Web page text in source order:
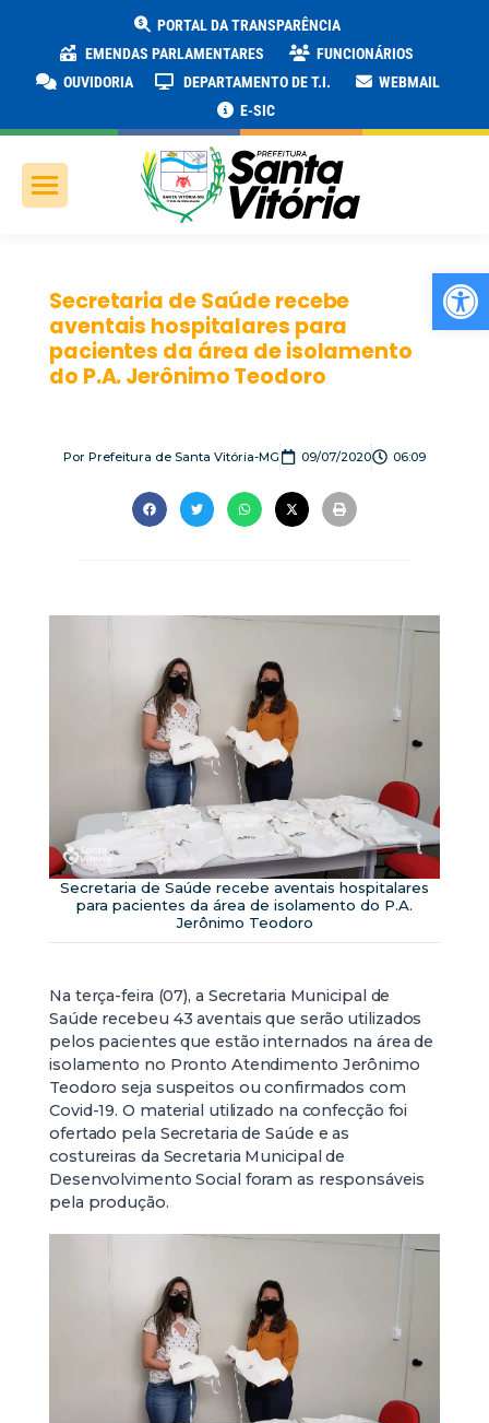
PORTAL DA TRANSPARÊNCIA
EMENDAS PARLAMENTARES
FUNCIONÁRIOS
OUVIDORIA
DEPARTAMENTO DE T.I.
WEBMAIL
E-SIC
Secretaria de Saúde recebe
aventais hospitalares para
pacientes da área de isolamento
do P.A. Jerônimo Teodoro
Por Prefeitura de Santa Vitória-MG 09/07/2020 06:09
Secretaria de Saúde recebe aventais hospitalares
para pacientes da área de isolamento do P.A.
Jerônimo Teodoro
Na terça-feira (07), a Secretaria Municipal de
Saúde recebeu 43 aventais que serão utilizados
pelos pacientes que estão internados na área de
isolamento no Pronto Atendimento Jerônimo
Teodoro seja suspeitos ou confirmados com
Covid-19. O material utilizado na confecção foi
ofertado pela Secretaria de Saúde e as
costureiras da Secretaria Municipal de
Desenvolvimento Social foram as responsáveis
pela produção.